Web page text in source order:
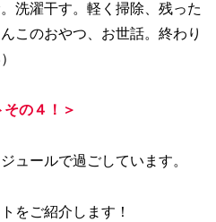
洗濯干す。軽く掃除、残った
このおやつ、お世話。終わり
その４！＞
ュールで過ごしています。
をご紹介します！